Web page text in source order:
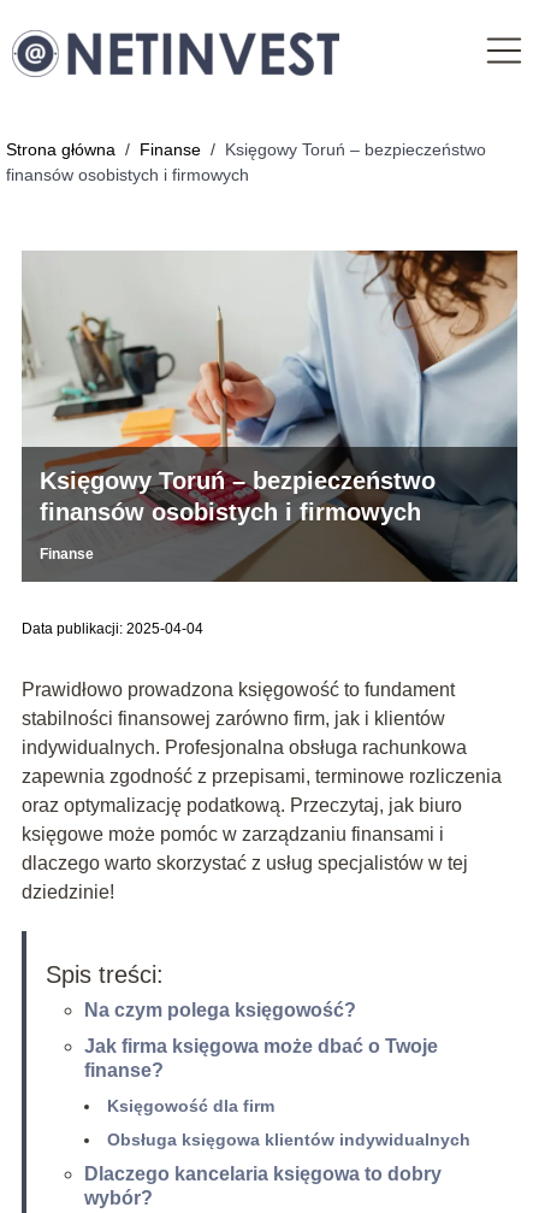
Strona główna / Finanse / Księgowy Toruń – bezpieczeństwo
finansów osobistych i firmowych
Księgowy Toruń – bezpieczeństwo
finansów osobistych i firmowych
Finanse
Data publikacji: 2025-04-04
Prawidłowo prowadzona księgowość to fundament
stabilności finansowej zarówno firm, jak i klientów
indywidualnych. Profesjonalna obsługa rachunkowa
zapewnia zgodność z przepisami, terminowe rozliczenia
oraz optymalizację podatkową. Przeczytaj, jak biuro
księgowe może pomóc w zarządzaniu finansami i
dlaczego warto skorzystać z usług specjalistów w tej
dziedzinie!
Spis treści:
Na czym polega księgowość?
Jak firma księgowa może dbać o Twoje
finanse?
Księgowość dla firm
Obsługa księgowa klientów indywidualnych
Dlaczego kancelaria księgowa to dobry
wybór?